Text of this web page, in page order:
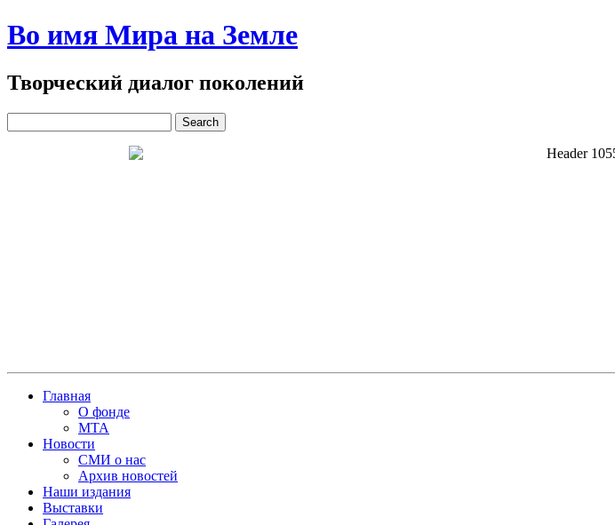
Во имя Мира на Земле
Творческий диалог поколений
Главная
О фонде
МТА
Новости
СМИ о нас
Архив новостей
Наши издания
Выставки